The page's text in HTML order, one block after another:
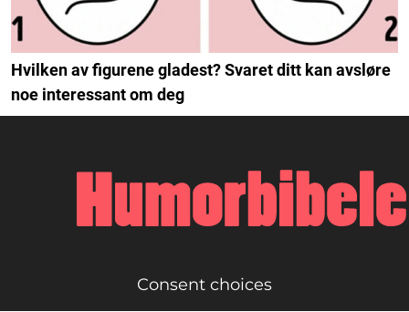
Hvilken av figurene gladest? Svaret ditt kan avsløre
noe interessant om deg
Consent choices